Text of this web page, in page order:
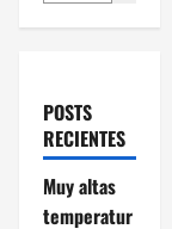
POSTS
RECIENTES
Muy altas
temperatur